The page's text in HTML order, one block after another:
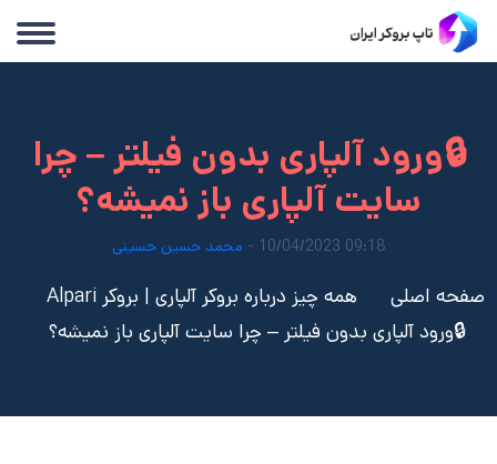
🔒ورود آلپاری بدون فیلتر – چرا
سایت آلپاری باز نمیشه؟
09:18 10/04/2023 - محمد حسین حسینی
صفحه اصلی
همه چیز درباره بروکر آلپاری | بروکر Alpari
🔒ورود آلپاری بدون فیلتر – چرا سایت آلپاری باز نمیشه؟